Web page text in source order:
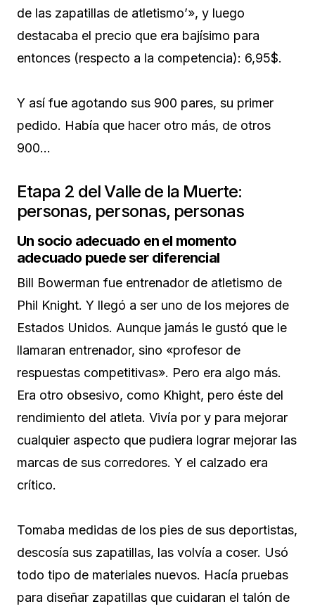
de las zapatillas de atletismo’», y luego
destacaba el precio que era bajísimo para
entonces (respecto a la competencia): 6,95$.
Y así fue agotando sus 900 pares, su primer
pedido. Había que hacer otro más, de otros
900…
Etapa 2 del Valle de la Muerte:
personas, personas, personas
Un socio adecuado en el momento
adecuado puede ser diferencial
Bill Bowerman fue entrenador de atletismo de
Phil Knight. Y llegó a ser uno de los mejores de
Estados Unidos. Aunque jamás le gustó que le
llamaran entrenador, sino «profesor de
respuestas competitivas». Pero era algo más.
Era otro obsesivo, como Khight, pero éste del
rendimiento del atleta. Vivía por y para mejorar
cualquier aspecto que pudiera lograr mejorar las
marcas de sus corredores. Y el calzado era
crítico.
Tomaba medidas de los pies de sus deportistas,
descosía sus zapatillas, las volvía a coser. Usó
todo tipo de materiales nuevos. Hacía pruebas
para diseñar zapatillas que cuidaran el talón de